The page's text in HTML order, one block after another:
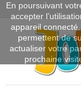
En poursuivant
accepter
appareil
permettent de
actualiser votre
prochaine